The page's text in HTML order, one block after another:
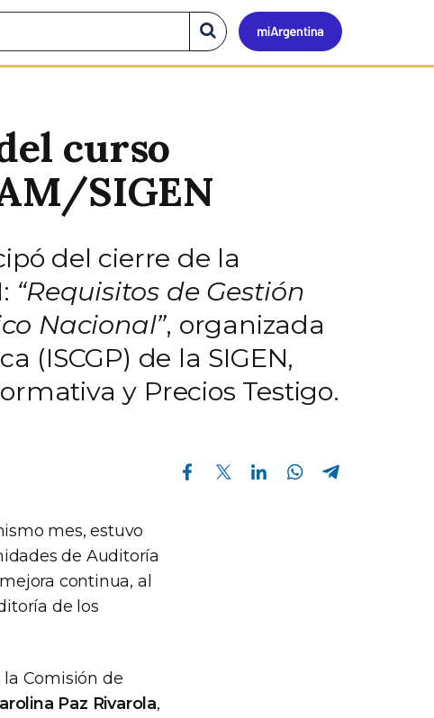
Mi
Buscar
en
el
curso
SIGEN
del cierre de la
“Requisitos de Gestión
Nacional”, organizada
(ISCGP) de la SIGEN,
y Precios Testigo.
Compartir en Facebook Compartir en Twitter Compartir en Linkedin Compartir en Whatsapp
mes, estuvo
de Auditoría
continua, al
de los
Comisión de
Paz Rivarola,